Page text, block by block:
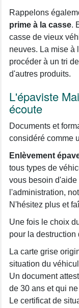
Rappelons
prime à la casse.
casse de vieux
neuves. La mise à
procéder à un tri
d'autres produits.
L'épaviste
écoute
Documents et
considéré comme
Enlèvement
tous types de
vous besoin
l'administration,
N'hésitez plus et
Une fois le choix
pour la
La carte grise
situation du
Un document
de 30 ans et qui
Le certificat de